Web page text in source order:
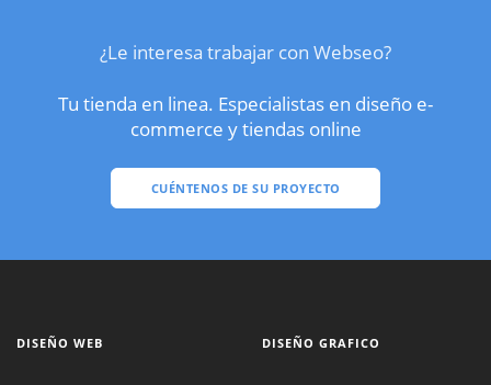
¿Le interesa trabajar con Webseo?
Tu tienda en linea. Especialistas en diseño e-
commerce y tiendas online
CUÉNTENOS DE SU PROYECTO
DISEÑO WEB DISEÑO GRAFICO